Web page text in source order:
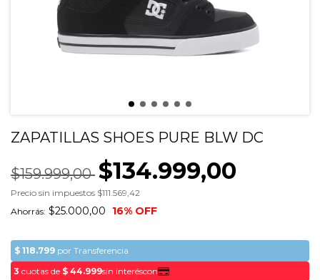
ZAPATILLAS SHOES PURE BLW DC
$159.999,00 $134.999,00
Precio sin impuestos $111.569,42
Ahorrás: $25.000,00 16% OFF